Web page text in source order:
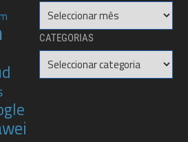
Arquivo
CATEGORIAS
Categorias